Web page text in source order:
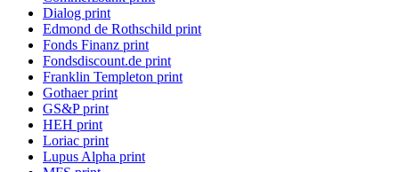
Dialog print
Edmond de Rothschild print
Fonds Finanz print
Fondsdiscount.de print
Franklin Templeton print
Gothaer print
GS&P print
HEH print
Loriac print
Lupus Alpha print